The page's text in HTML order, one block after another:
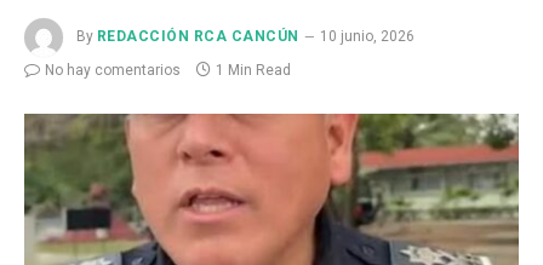
By REDACCIÓN RCA CANCÚN
10 junio, 2026
No hay comentarios
1 Min Read